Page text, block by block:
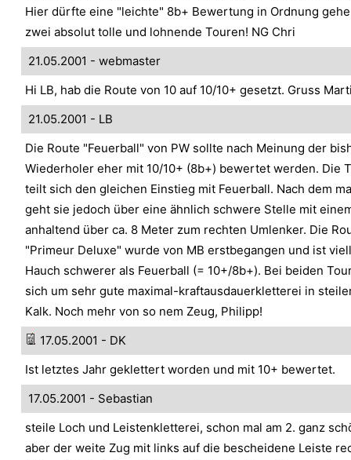
Hier dürfte eine "leichte" 8b+ Bewertung in Ordnung
zwei absolut tolle und lohnende Touren! NG Chri
21.05.2001 - webmaster
Hi LB, hab die Route von 10 auf 10/10+ gesetzt. Gruss
21.05.2001 - LB
Die Route "Feuerball" von PW sollte nach Meinung der
Wiederholer eher mit 10/10+ (8b+) bewertet werden. Die
teilt sich den gleichen Einstieg mit Feuerball. Nach dem
geht sie jedoch über eine ähnlich schwere Stelle mit
anhaltend über ca. 8 Meter zum rechten Umlenker. Die
"Primeur Deluxe" wurde von MB erstbegangen und ist
Hauch schwerer als Feuerball (= 10+/8b+). Bei beiden
sich um sehr gute maximal-kraftausdauerkletterei in
Kalk. Noch mehr von so nem Zeug, Philipp!
17.05.2001 - DK
Ist letztes Jahr geklettert worden und mit 10+ bewertet.
17.05.2001 - Sebastian
steile Loch und Leistenkletterei, schon mal am 2. ganz
aber der weite Zug mit links auf die bescheidene Leiste